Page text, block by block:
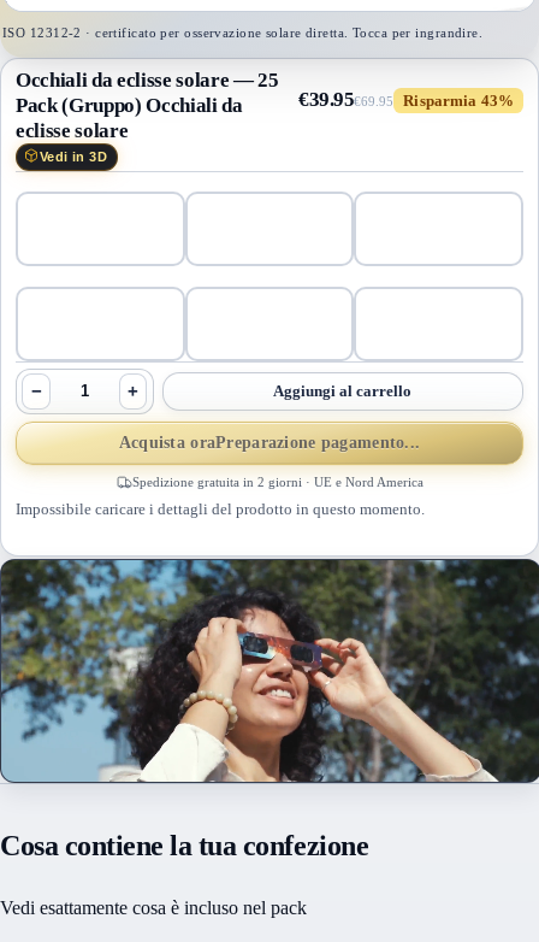
ISO 12312-2 · certificato per osservazione solare diretta. Tocca per ingrandire.
Occhiali da eclisse solare — 25
Pack (Gruppo)Occhiali da
eclisse solare
Vedi in 3D
€39.95€69.95 Risparmia 43%
− + Aggiungi al carrello
Acquista oraPreparazione pagamento...
Spedizione gratuita in 2 giorni · UE e Nord America
Impossibile caricare i dettagli del prodotto in questo momento.
Cosa contiene la tua confezione
Vedi esattamente cosa è incluso nel pack